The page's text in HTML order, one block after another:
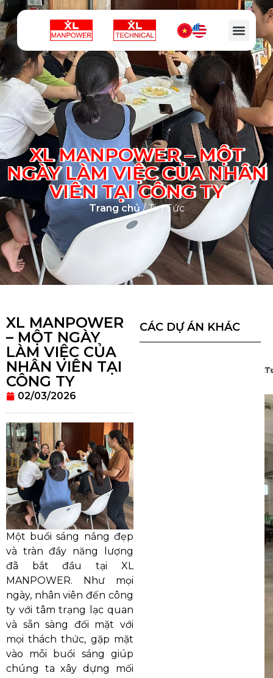
XL MANPOWER – MỘT
NGÀY LÀM VIỆC CỦA NHÂN
VIÊN TẠI CÔNG TY
Trang chủ/ Tin Tức
XL MANPOWER
– MỘT NGÀY
LÀM VIỆC CỦA
NHÂN VIÊN TẠI
CÔNG TY
02/03/2026
Một buổi sáng nắng đẹp
và tràn đầy năng lượng
đã bắt đầu tại XL
MANPOWER. Như mọi
ngày, nhân viên đến công
ty với tâm trạng lạc quan
và sẵn sàng đối mặt với
mọi thách thức, gặp mặt
vào mỗi buổi sáng giúp
chúng ta xây dựng mối
CÁC DỰ ÁN KHÁC